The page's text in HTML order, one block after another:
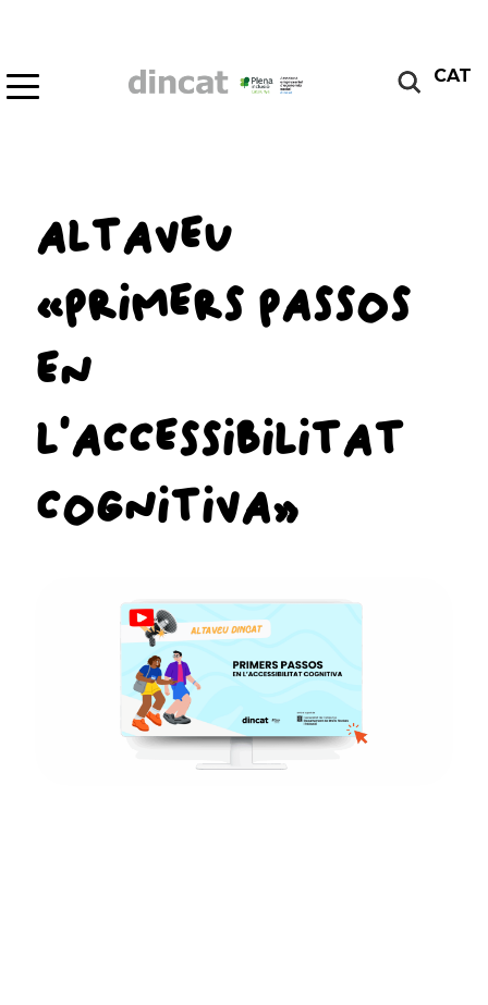
CAT
ALTAVEU
«PRIMERS PASSOS
EN
L’ACCESSIBILITAT
COGNITIVA»